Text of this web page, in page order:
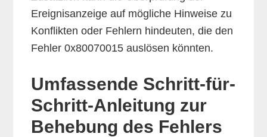
Ereignisanzeige auf mögliche Hinweise zu
Konflikten oder Fehlern hindeuten, die den
Fehler 0x80070015 auslösen könnten.
Umfassende Schritt-für-
Schritt-Anleitung zur
Behebung des Fehlers